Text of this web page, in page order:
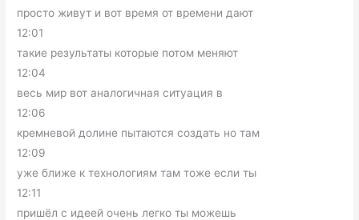
просто живут и вот время от времени дают
12:01
такие результаты которые потом меняют
12:04
весь мир вот аналогичная ситуация в
12:06
кремневой долине пытаются создать но там
12:09
уже ближе к технологиям там тоже если ты
12:11
пришёл с идеей очень легко ты можешь